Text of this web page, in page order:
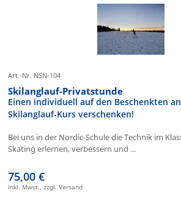
Art.-Nr. NSN-104
Skilanglauf-Privatstunde
Einen individuell auf den Beschenkten
Skilanglauf-Kurs verschenken!
Bei uns in der Nordic-Schule die Technik im
Skating erlernen, verbessern und ...
75,00 €
inkl. Mwst., zzgl. Versand